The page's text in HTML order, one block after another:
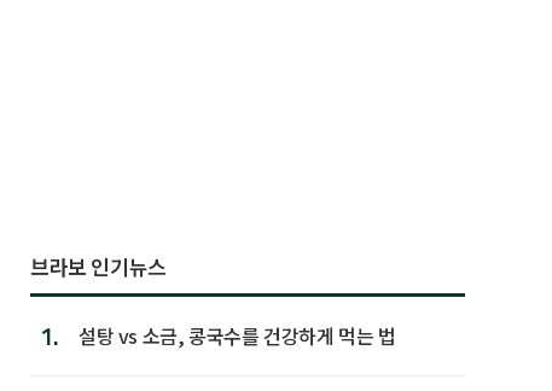
브라보 인기뉴스
1. 설탕 vs 소금, 콩국수를 건강하게 먹는 법